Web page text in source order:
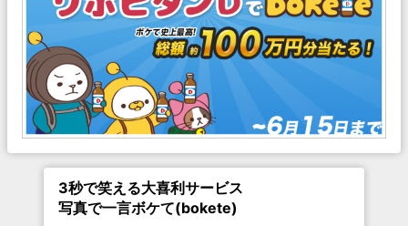
3秒で笑える大喜利サービス
写真で一言ボケて(bokete)